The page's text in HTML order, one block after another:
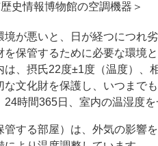
史情報博物館の空調機器＞
が悪いと、日が経つにつれ
保管するために必要な環境
、摂氏22度±1度（温度）、
文化財を保護し、いつまで
時間365日、室内の温湿度を
する部屋）は、外気の影響